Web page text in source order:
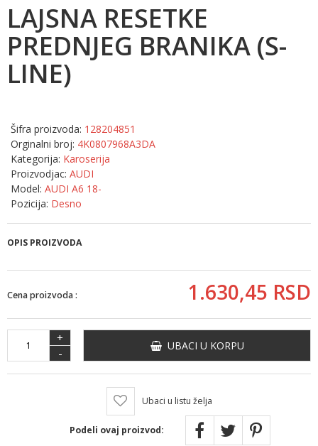
LAJSNA RESETKE
PREDNJEG BRANIKA (S-
LINE)
Šifra proizvoda: 128204851
Orginalni broj: 4K0807968A3DA
Kategorija: Karoserija
Proizvodjac: AUDI
Model: AUDI A6 18-
Pozicija: Desno
OPIS PROIZVODA
Cena proizvoda : 1.630,45 RSD
+
-
UBACI U KORPU
Ubaci u listu želja
Podeli ovaj proizvod: